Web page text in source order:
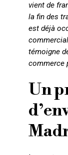
vient de
la fin des
est déjà
témoigne
commerce
Un